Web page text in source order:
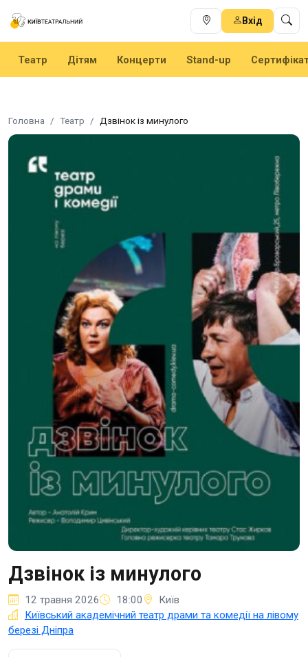
Вхід
Театр Дітям Концерти Stand-up
Головна Театр Дзвінок із минулого
Дзвінок із минулого
12 травня 2026 18:00
Київ
Київський академічний театр драми та комедії на лівому
березі Дніпра